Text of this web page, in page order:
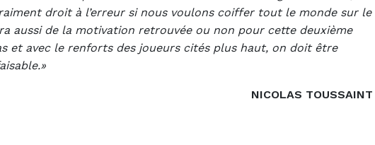
droit à l’erreur si nous voulons coiffer tout le monde sur le
aussi de la motivation retrouvée ou non pour cette deuxième
et avec le renforts des joueurs cités plus haut, on doit être
NICOLAS TOUSSAINT